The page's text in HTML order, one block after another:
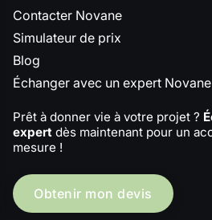
Contacter Novane
Simulateur de prix
Blog
Échanger avec un expert Novane
Prêt à donner vie à votre projet ?
expert dès maintenant pour un
mesure !
Obtenir mon devis